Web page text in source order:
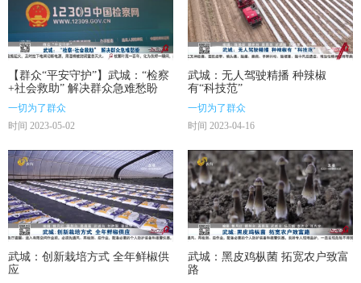
【群众“平安守护”】武城：“检察
+社会救助” 解决群众急难愁盼
一切为了群众
时间 2023-05-02
武城：无人驾驶精播 种辣椒
有“科技范”
一切为了群众
时间 2023-04-16
武城：创新栽培方式 全年鲜椒供
应
武城：黑皮鸡枞菌 拓宽农户致富
路